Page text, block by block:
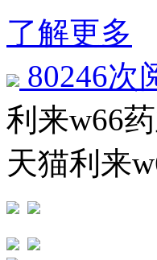
了解更多
80246次
利来w66
天猫利来